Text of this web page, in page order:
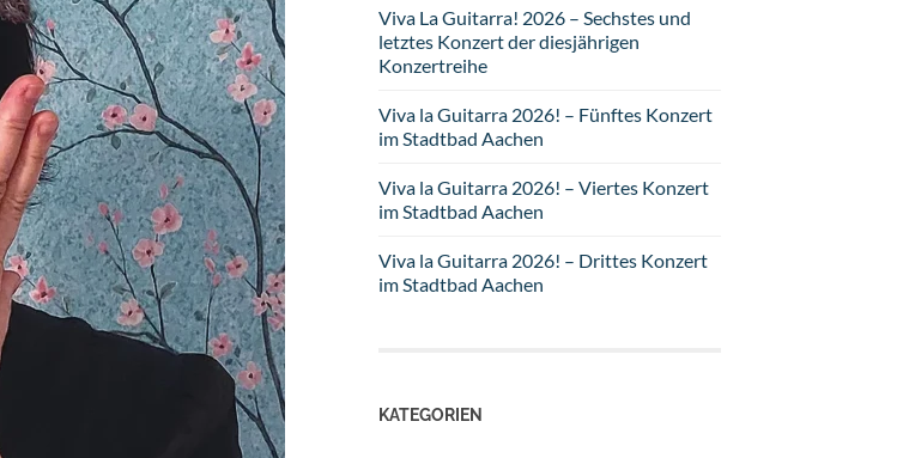
Viva La Guitarra! 2026 – Sechstes und
letztes Konzert der diesjährigen
Konzertreihe
Viva la Guitarra 2026! – Fünftes Konzert
im Stadtbad Aachen
Viva la Guitarra 2026! – Viertes Konzert
im Stadtbad Aachen
Viva la Guitarra 2026! – Drittes Konzert
im Stadtbad Aachen
KATEGORIEN